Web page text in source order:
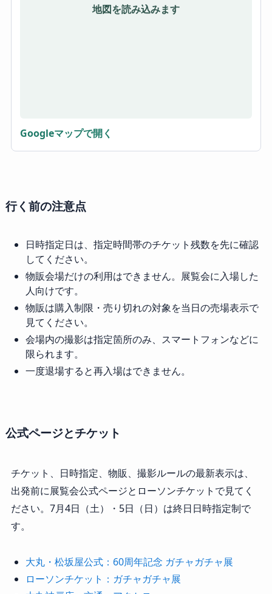
地図を読み込みます
Googleマップで開く
行く前の注意点
日時指定日は、指定時間帯のチケット残数を先に確認
してください。
物販会場だけの利用はできません。展覧会に入場した
人向けです。
物販は購入制限・売り切れの対象を当日の売場表示で
見てください。
会場内の撮影は指定箇所のみ、スマートフォンなどに
限られます。
一度退場すると再入場はできません。
公式ページとチケット
チケット、日時指定、物販、撮影ルールの最新表示は、
出発前に展覧会公式ページとローソンチケットで見てく
ださい。7月4日（土）・5日（日）は終日日時指定制で
す。
大丸・松坂屋公式：60周年記念 ガチャガチャ展
ローソンチケット：ガチャガチャ展